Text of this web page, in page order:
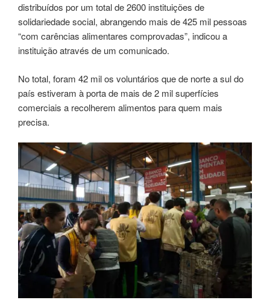
distribuídos por um total de 2600 instituições de
solidariedade social, abrangendo mais de 425 mil pessoas
“com carências alimentares comprovadas”, indicou a
instituição através de um comunicado.
No total, foram 42 mil os voluntários que de norte a sul do
país estiveram à porta de mais de 2 mil superfícies
comerciais a recolherem alimentos para quem mais
precisa.